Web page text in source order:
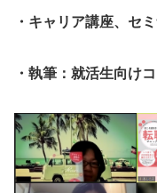
・キャリア講座、セ
・執筆：就活生向け